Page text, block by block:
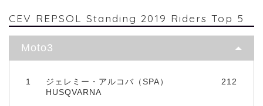
CEV REPSOL Standing 2019 Riders Top 5
Moto3
1
ジェレミー・アルコバ（SPA）
HUSQVARNA
212